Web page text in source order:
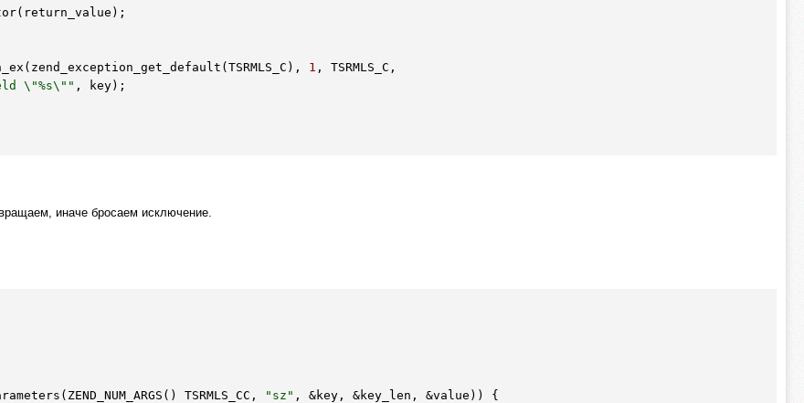
1 , TSRMLS_C,
\"%s\"" , key);
иначе бросаем исключение.
TSRMLS_CC, "sz" , &key, &key_len, &value)) {